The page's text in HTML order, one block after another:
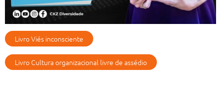
Livro Viés inconsciente
Livro Cultura organizacional livre de assédio